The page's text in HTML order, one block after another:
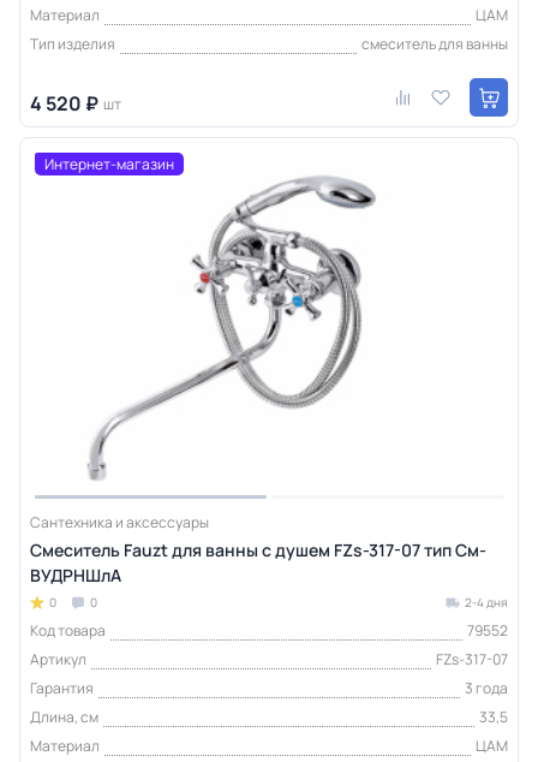
Материал
ЦАМ
Тип изделия
смеситель для ванны
4 520 ₽ шт
Интернет-магазин
Сантехника и аксессуары
Смеситель Fauzt для ванны с душем FZs-317-07 тип См-
ВУДРНШлА
0 0 2-4 дня
Код товара
79552
Артикул
FZs-317-07
Гарантия
3 года
Длина, см
33,5
Материал
ЦАМ